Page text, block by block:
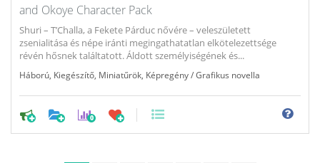
and Okoye Character Pack
Shuri – T’Challa, a Fekete Párduc nővére – veleszületett
zsenialitása és népe iránti megingathatatlan elkötelezettsége
révén hősnek találtatott. Áldott személyiségének és...
Háború, Kiegészítő, Miniatűrök, Képregény / Grafikus novella
0